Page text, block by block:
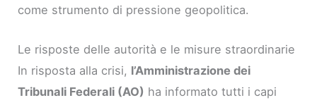
come strumento di pressione geopolitica.
Le risposte delle autorità e le misure straordinarie
In risposta alla crisi, l’Amministrazione dei
Tribunali Federali (AO) ha informato tutti i capi